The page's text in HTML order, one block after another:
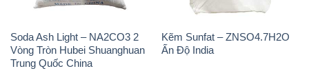
Soda Ash Light – NA2CO3 2
Vòng Tròn Hubei Shuanghuan
Trung Quốc China
Kẽm Sunfat – ZNSO4.7H2O
Ấn Độ India